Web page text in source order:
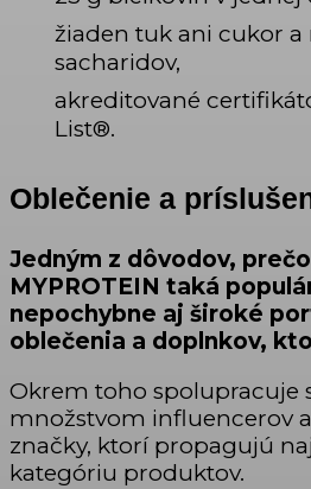
žiaden tuk ani cukor a
sacharidov,
akreditované
List®.
Oblečenie a
Jedným z dôvodov,
MYPROTEIN taká
nepochybne aj široké
oblečenia a doplnkov,
Okrem toho spolupracuje
množstvom influencerov
značky, ktorí propagujú
kategóriu produktov.